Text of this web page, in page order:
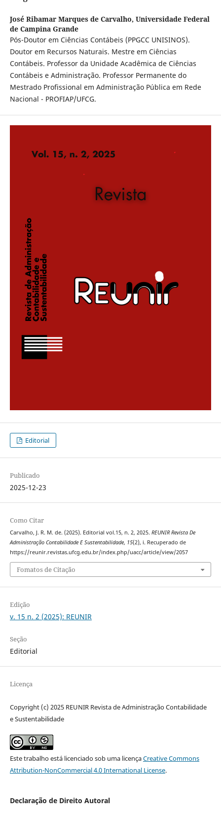
José Ribamar Marques de Carvalho, Universidade Federal
de Campina Grande
Pós-Doutor em Ciências Contábeis (PPGCC UNISINOS).
Doutor em Recursos Naturais. Mestre em Ciências
Contábeis. Professor da Unidade Acadêmica de Ciências
Contábeis e Administração. Professor Permanente do
Mestrado Profissional em Administração Pública em Rede
Nacional - PROFIAP/UFCG.
Editorial
Publicado
2025-12-23
Como Citar
Carvalho, J. R. M. de. (2025). Editorial vol.15, n. 2, 2025. REUNIR Revista De
Administração Contabilidade E Sustentabilidade, 15(2), i. Recuperado de
https://reunir.revistas.ufcg.edu.br/index.php/uacc/article/view/2057
Fomatos de Citação
Edição
v. 15 n. 2 (2025): REUNIR
Seção
Editorial
Licença
Copyright (c) 2025 REUNIR Revista de Administração Contabilidade
e Sustentabilidade
Este trabalho está licenciado sob uma licençaCreative Commons
Attribution-NonCommercial 4.0 International License.
Declaração de Direito Autoral